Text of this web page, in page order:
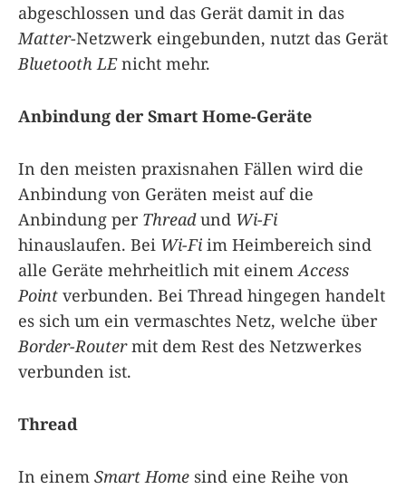
abgeschlossen und das Gerät damit in das
Matter-Netzwerk eingebunden, nutzt das Gerät
Bluetooth LEnicht mehr.
Anbindung der Smart Home-Geräte
In den meisten praxisnahen Fällen wird die
Anbindung von Geräten meist auf die
Anbindung per Threadund Wi-Fi
hinauslaufen. Bei Wi-Fi im Heimbereich sind
alle Geräte mehrheitlich mit einemAccess
Point verbunden. Bei Thread hingegen handelt
es sich um ein vermaschtes Netz, welche über
Border-Routermit dem Rest des Netzwerkes
verbunden ist.
Thread
In einem Smart Home sind eine Reihe von